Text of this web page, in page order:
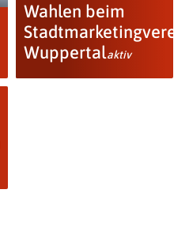
Wahlen beim
Wuppertalaktiv